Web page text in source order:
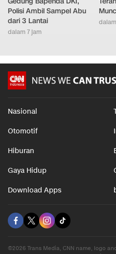
Polisi Ambil Sampel Abu
dari 3 Lantai
dalam 7 jam
Nasional
Otomotif
Hiburan
Gaya Hidup
Download Apps
©2026 Trans Media, CNN name, logo